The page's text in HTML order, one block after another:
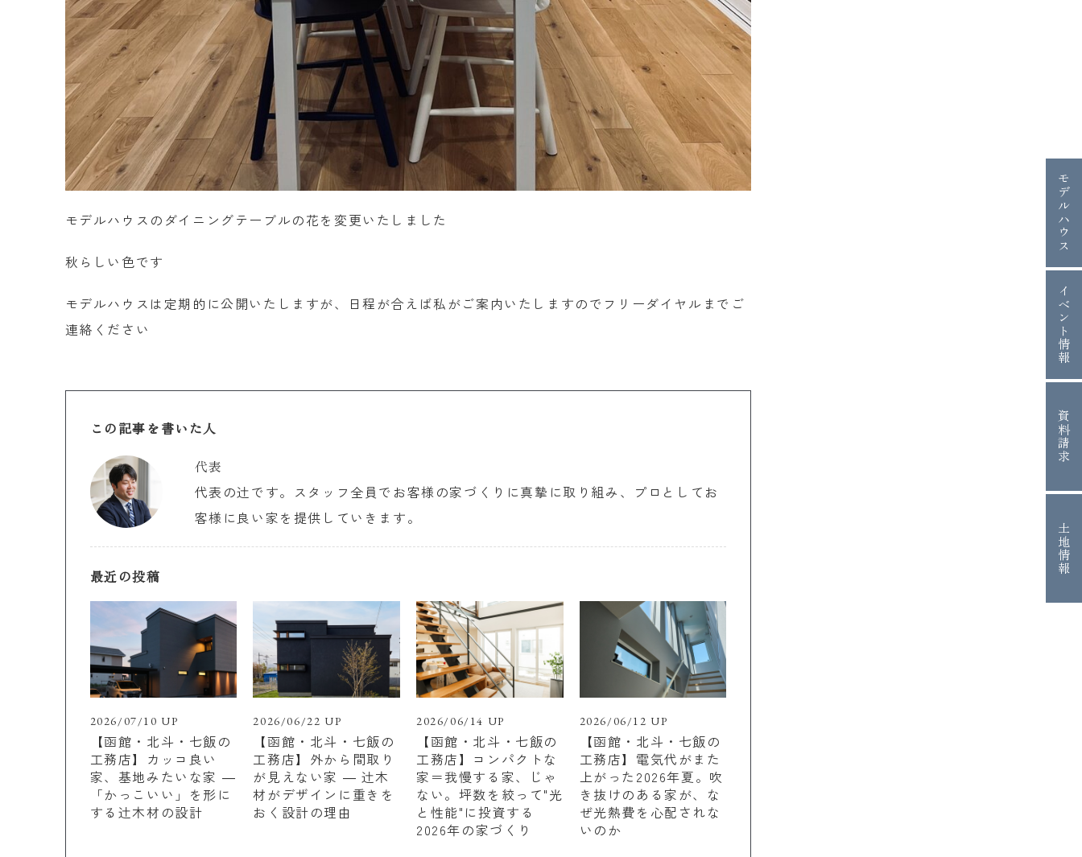
モデルハウス
イベント情報
資料請求
土地情報
モデルハウスのダイニングテーブルの花を変更いたしました
秋らしい色です
モデルハウスは定期的に公開いたしますが、日程が合えば私がご案内いたしますのでフリーダイヤルまでご
連絡ください
この記事を書いた人
代表
代表の辻です。スタッフ全員でお客様の家づくりに真摯に取り組み、プロとしてお
客様に良い家を提供していきます。
最近の投稿
2026/07/10 UP
【函館・北斗・七飯の
工務店】カッコ良い
家、基地みたいな家 ―
「かっこいい」を形に
する辻木材の設計
2026/06/22 UP
【函館・北斗・七飯の
工務店】外から間取り
が見えない家 ― 辻木
材がデザインに重きを
おく設計の理由
2026/06/14 UP
【函館・北斗・七飯の
工務店】コンパクトな
家＝我慢する家、じゃ
ない。坪数を絞って"光
と性能"に投資する
2026年の家づくり
2026/06/12 UP
【函館・北斗・七飯の
工務店】電気代がまた
上がった2026年夏。吹
き抜けのある家が、な
ぜ光熱費を心配されな
いのか